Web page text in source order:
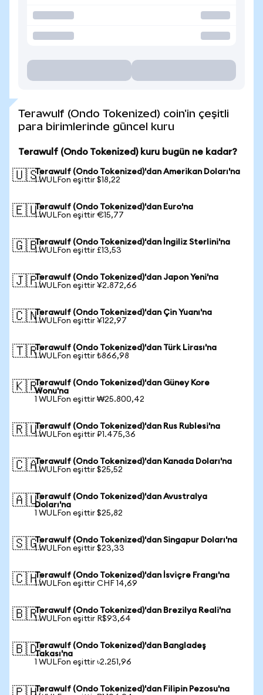
Terawulf (Ondo Tokenized) coin'in çeşitli
para birimlerinde güncel kuru
Terawulf (Ondo Tokenized) kuru bugün ne kadar?
🇺🇸Terawulf (Ondo Tokenized)'dan Amerikan Doları'na
1 WULFon eşittir $18,22
🇪🇺Terawulf (Ondo Tokenized)'dan Euro'na
1 WULFon eşittir €15,77
🇬🇧Terawulf (Ondo Tokenized)'dan İngiliz Sterlini'na
1 WULFon eşittir £13,53
🇯🇵Terawulf (Ondo Tokenized)'dan Japon Yeni'na
1 WULFon eşittir ¥2.872,66
🇨🇳Terawulf (Ondo Tokenized)'dan Çin Yuanı'na
1 WULFon eşittir ¥122,97
🇹🇷Terawulf (Ondo Tokenized)'dan Türk Lirası'na
1 WULFon eşittir ₺866,98
🇰🇷Terawulf (Ondo Tokenized)'dan Güney Kore
Wonu'na
1 WULFon eşittir ₩25.800,42
🇷🇺Terawulf (Ondo Tokenized)'dan Rus Rublesi'na
1 WULFon eşittir ₽1.475,36
🇨🇦Terawulf (Ondo Tokenized)'dan Kanada Doları'na
1 WULFon eşittir $25,52
🇦🇺Terawulf (Ondo Tokenized)'dan Avustralya
Doları'na
1 WULFon eşittir $25,82
🇸🇬Terawulf (Ondo Tokenized)'dan Singapur Doları'na
1 WULFon eşittir $23,33
🇨🇭Terawulf (Ondo Tokenized)'dan İsviçre Frangı'na
1 WULFon eşittir CHF 14,69
🇧🇷Terawulf (Ondo Tokenized)'dan Brezilya Reali'na
1 WULFon eşittir R$93,64
🇧🇩Terawulf (Ondo Tokenized)'dan Bangladeş
Takası'na
1 WULFon eşittir ৳2.251,96
Terawulf (Ondo Tokenized)'dan Filipin Pezosu'na